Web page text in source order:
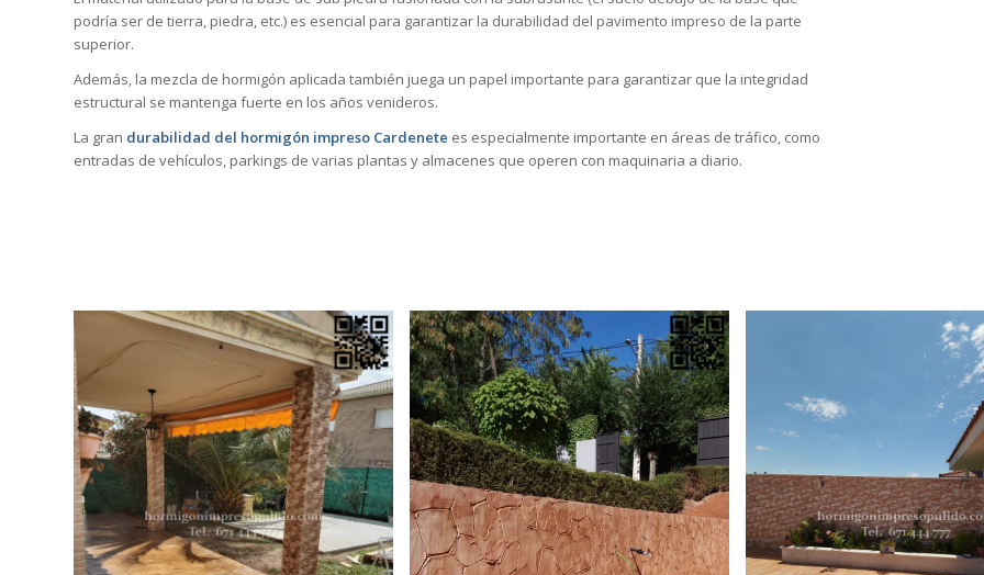
podría ser de tierra, piedra, etc.) es esencial para garantizar la durabilidad del pavimento impreso de la parte
superior.
Además, la mezcla de hormigón aplicada también juega un papel importante para garantizar que la integridad
estructural se mantenga fuerte en los años venideros.
La gran durabilidad del hormigón impreso Cardenete es especialmente importante en áreas de tráfico, como
entradas de vehículos, parkings de varias plantas y almacenes que operen con maquinaria a diario.